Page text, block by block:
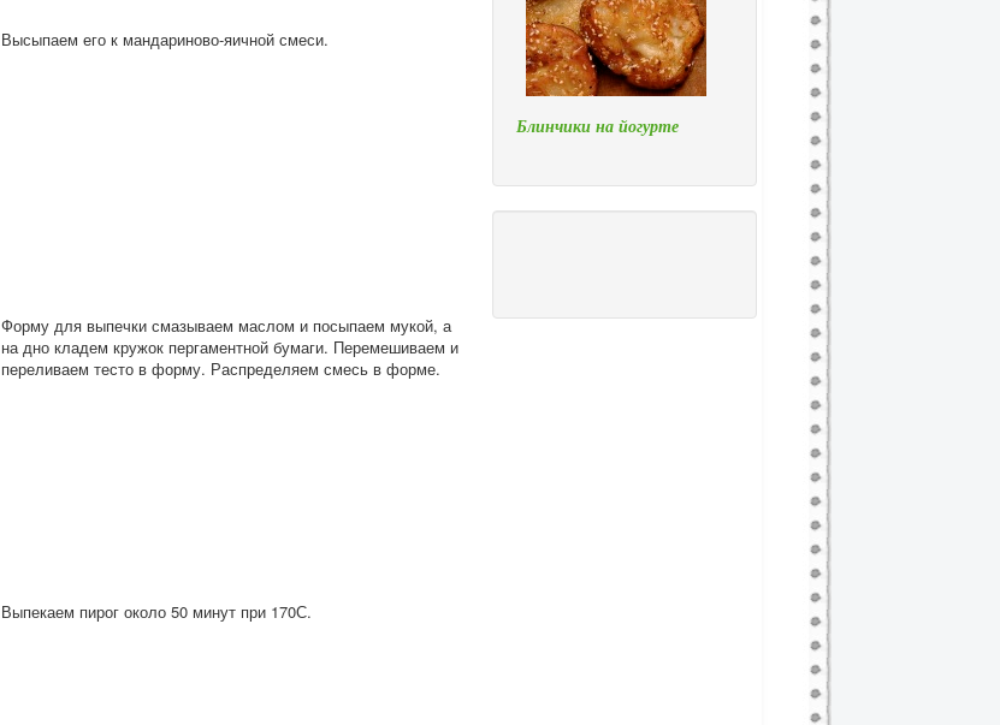
Высыпаем его к мандариново-яичной смеси.
Форму для выпечки смазываем маслом и посыпаем мукой, а
на дно кладем кружок пергаментной бумаги. Перемешиваем и
переливаем тесто в форму. Распределяем смесь в форме.
Выпекаем пирог около 50 минут при 170С.
Блинчики на йогурте